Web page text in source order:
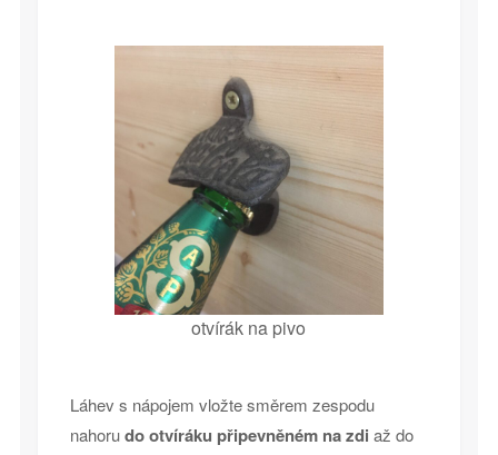
otvírák na pivo
Láhev s nápojem vložte směrem zespodu
nahorudo otvíráku připevněném na zdi až do